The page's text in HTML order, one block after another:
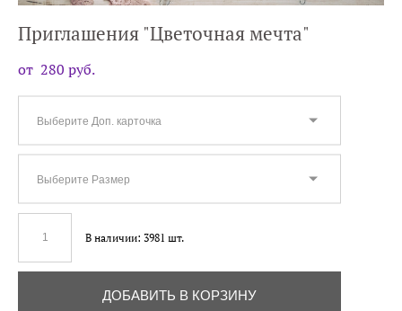
Приглашения "Цветочная мечта"
от 280 pуб.
Выберите Доп. карточка
Выберите Размер
В наличии: 3981 шт.
ДОБАВИТЬ В КОРЗИНУ